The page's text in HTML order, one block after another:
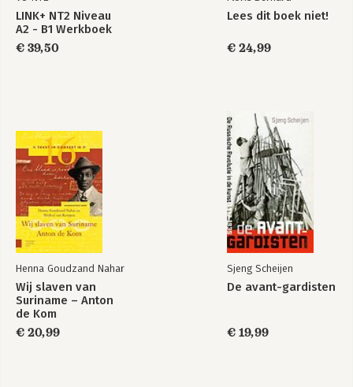
LINK+ NT2 Niveau
A2 - B1 Werkboek
€ 39,50
Lees dit boek niet!
€ 24,99
Henna Goudzand Nahar
Wij slaven van
Suriname – Anton
de Kom
€ 20,99
Sjeng Scheijen
De avant-gardisten
€ 19,99